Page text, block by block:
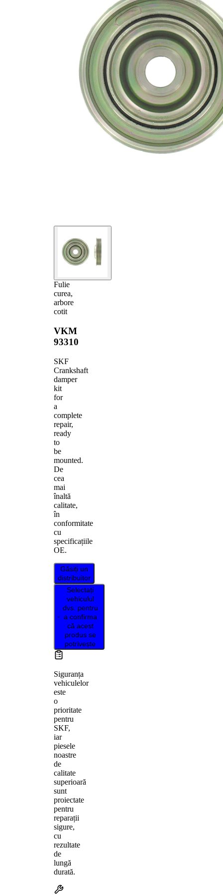
Fulie
curea,
arbore
cotit
VKM
93310
SKF
Crankshaft
damper
kit
for
a
complete
repair,
ready
to
be
mounted.
De
cea
mai
înaltă
calitate,
în
conformitate
cu
specificațiile
OE.
Găsiți un
distribuitor
Selectați
vehiculul
dvs. pentru
a confirma
că acest
produs se
potrivește
Siguranța
vehiculelor
este
o
prioritate
pentru
SKF,
iar
piesele
noastre
de
calitate
superioară
sunt
proiectate
pentru
reparații
sigure,
cu
rezultate
de
lungă
durată.